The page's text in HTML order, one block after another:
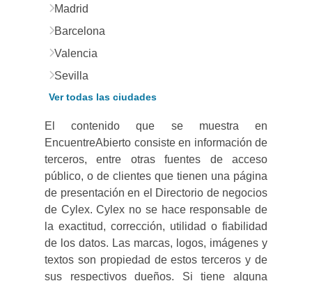
Madrid
Barcelona
Valencia
Sevilla
Ver todas las ciudades
El contenido que se muestra en
EncuentreAbierto consiste en información de
terceros, entre otras fuentes de acceso
público, o de clientes que tienen una página
de presentación en el Directorio de negocios
de Cylex. Cylex no se hace responsable de
la exactitud, corrección, utilidad o fiabilidad
de los datos. Las marcas, logos, imágenes y
textos son propiedad de estos terceros y de
sus respectivos dueños. Si tiene alguna